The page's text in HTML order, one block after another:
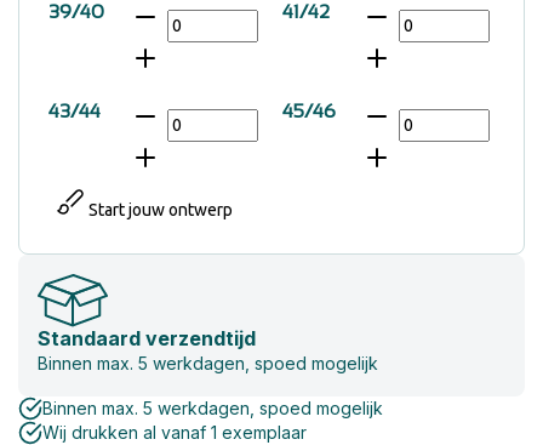
39/40 41/42
43/44 45/46
Start jouw ontwerp
Standaard verzendtijd
Binnen max. 5 werkdagen, spoed mogelijk
Binnen max. 5 werkdagen, spoed mogelijk
Wij drukken al vanaf 1 exemplaar